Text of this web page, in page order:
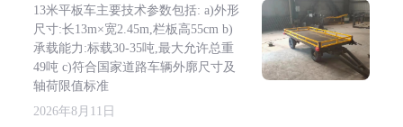
13米平板车主要技术参数包括: a)外形
尺寸:长13m×宽2.45m,栏板高55cm b)
承载能力:标载30-35吨,最大允许总重
49吨 c)符合国家道路车辆外廓尺寸及
轴荷限值标准
2026年8月11日